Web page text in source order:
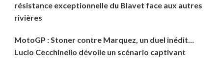
résistance exceptionnelle du Blavet face aux autres
rivières
MotoGP : Stoner contre Marquez, un duel inédit…
Lucio Cecchinello dévoile un scénario captivant